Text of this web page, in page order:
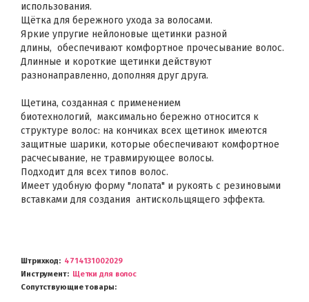
использования.
Щётка для бережного ухода за волосами.
Яркие упругие нейлоновые щетинки разной
длины, обеспечивают комфортное прочесывание волос.
Длинные и короткие щетинки действуют
разнонаправленно, дополняя друг друга.
Щетина, созданная с применением
биотехнологий, максимально бережно относится к
структуре волос: на кончиках всех щетинок имеются
защитные шарики, которые обеспечивают комфортное
расчесывание, не травмирующее волосы.
Подходит для всех типов волос.
Имеет удобную форму "лопата" и рукоять с резиновыми
вставками для создания антискольщящего эффекта.
Штрихкод
4714131002029
Инструмент
Щетки для волос
Сопутствующие товары